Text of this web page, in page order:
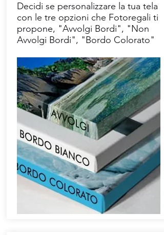
Decidi se personalizzare la tua tela
con le tre opzioni che Fotoregali ti
propone, "Avvolgi Bordi", "Non
Avvolgi Bordi", "Bordo Colorato"